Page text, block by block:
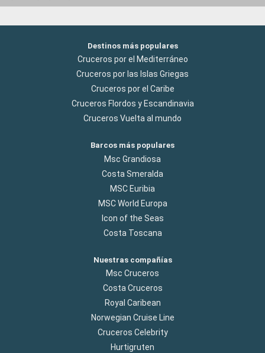
Destinos más populares
Cruceros por el Mediterráneo
Cruceros por las Islas Griegas
Cruceros por el Caribe
Cruceros Flordos y Escandinavia
Cruceros Vuelta al mundo
Barcos más populares
Msc Grandiosa
Costa Smeralda
MSC Euribia
MSC World Europa
Icon of the Seas
Costa Toscana
Nuestras compañías
Msc Cruceros
Costa Cruceros
Royal Caribean
Norwegian Cruise Line
Cruceros Celebrity
Hurtigruten